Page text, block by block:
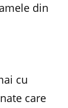
din
cu
care